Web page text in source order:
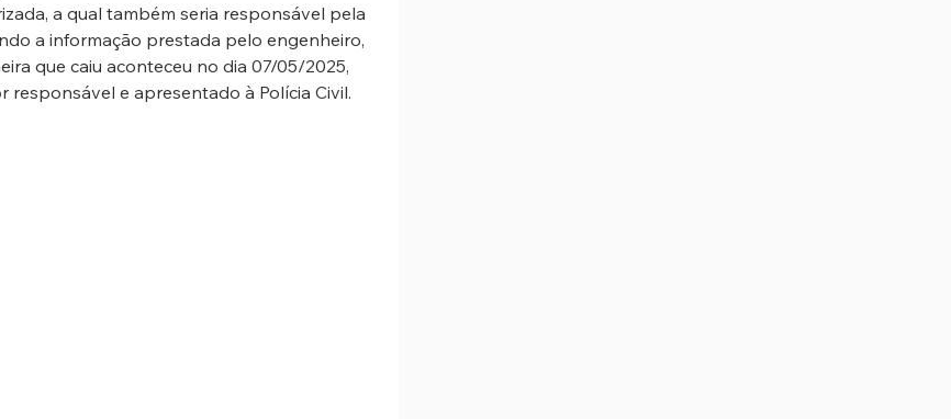
a qual também seria responsável pela
a informação prestada pelo engenheiro,
que caiu aconteceu no dia 07/05/2025,
e apresentado à Polícia Civil.